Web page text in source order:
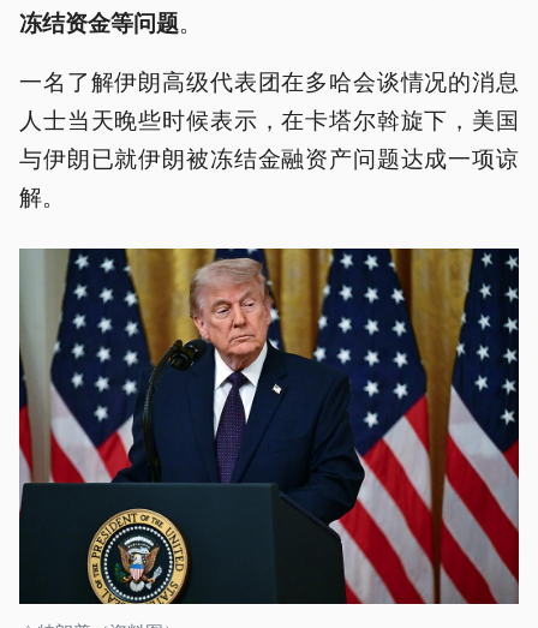
冻结资金等问题。
一名了解伊朗高级代表团在多哈会谈情况的消息
人士当天晚些时候表示，在卡塔尔斡旋下，美国
与伊朗已就伊朗被冻结金融资产问题达成一项谅
解。